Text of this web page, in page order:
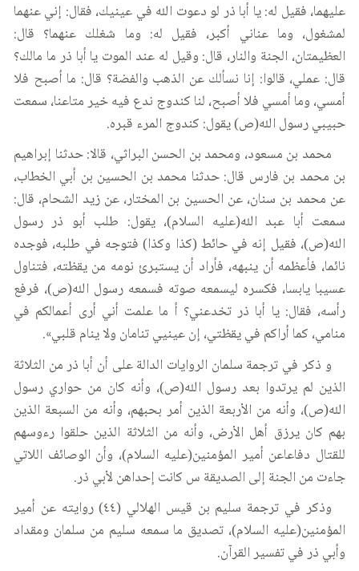
عليهما، فقيل له: يا أبا ذر لو دعوت الله في عينيك، فقال: إني عنهما
لمشغول، وما عناني أكبر، فقيل له: وما شغلك عنهما؟ قال:
العظيمتان، الجنة والنار، قال: وقيل له عند الموت يا أبا ذر ما مالك؟
قال: عملي، قالوا: إنا نسألك عن الذهب والفضة؟ قال: ما أصبح فلا
أمسي، وما أمسي فلا أصبح، لنا كندوج ندع فيه خير متاعنا، سمعت
حبيبي رسول الله(ص) يقول: كندوج المرء قبره.
محمد بن مسعود، ومحمد بن الحسن البراثي، قالا: حدثنا إبراهيم
بن محمد بن فارس قال: حدثنا محمد بن الحسين بن أبي الخطاب،
عن محمد بن سنان، عن الحسين بن المختار، عن زيد الشحام، قال:
سمعت أبا عبد الله(عليه السلام)، يقول: طلب أبو ذر رسول
الله(ص)، فقيل إنه في حائط (كذا وكذا) فتوجه في طلبه، فوجده
نائما، فأعظمه أن ينبهه، فأراد أن يستبرئ نومه من يقظته، فتناول
عسيبا يابسا، فكسره ليسمعه صوته فسمعه رسول الله(ص)، فرفع
رأسه، فقال: يا أبا ذر تخدعني؟ أ ما علمت أني أرى أعمالكم في
منامي، كما أراكم في يقظتي، إن عينيي تنامان ولا ينام قلبي».
و ذكر في ترجمة سلمان الروايات الدالة على أن أبا ذر من الثلاثة
الذين لم يرتدوا بعد رسول الله(ص)، وأنه كان من حواري رسول
الله(ص)، وأنه من الأربعة الذين أمر بحبهم، وأنه من السبعة الذين
بهم كان يرزق أهل الأرض، وأنه من الثلاثة الذين حلقوا رءوسهم
للقتال دفاعاعن أمير المؤمنين(عليه السلام)، وأن الوصائف اللاتي
جاءت من الجنة إلى الصديقة س كانت إحداهن لأبي ذر.
وذكر في ترجمة سليم بن قيس الهلالي (٤٤) روايته عن أمير
المؤمنين(عليه السلام)، تصديق ما سمعه سليم من سلمان ومقداد
وأبي ذر في تفسير القرآن.